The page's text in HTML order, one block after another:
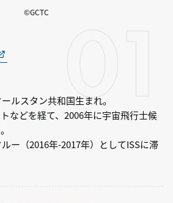
©GCTC
ルスタン共和国生まれ。
などを経て、2006年に宇宙飛行士候
ー（2016年-2017年）としてISSに滞
01